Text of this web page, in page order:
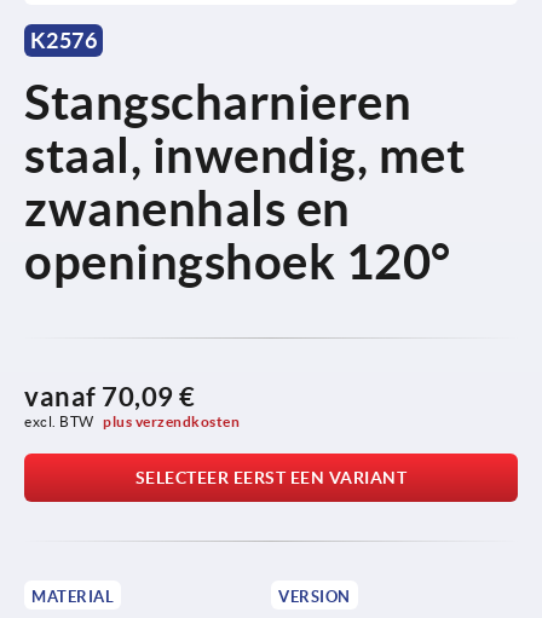
K2576
Stangscharnieren
staal, inwendig, met
zwanenhals en
openingshoek 120°
vanaf 70,09 €
excl. BTW plus verzendkosten
SELECTEER EERST EEN VARIANT
MATERIAL VERSION